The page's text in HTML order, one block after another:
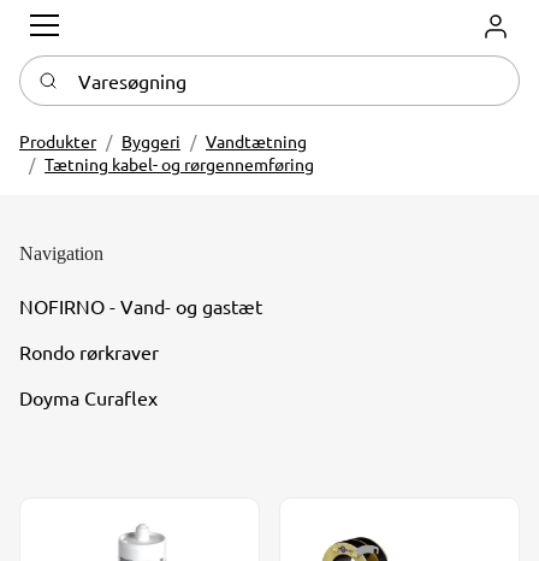
Log
Varesøgning
Produkter Byggeri
Vandtætning
Tætning kabel- og rørgennemføring
Navigation
NOFIRNO - Vand- og gastæt
Rondo rørkraver
Doyma Curaflex
NOFIRNO tætningsmasse 310 ml. Grå farve